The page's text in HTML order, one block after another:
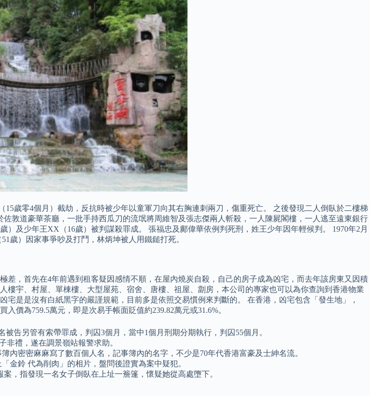
歲零4個月）截劫，反抗時被少年以童軍刀向其右胸連刺兩刀，傷重死亡。 之後發現二人倒臥於二樓梯
敦道豪華茶廳，一批手持西瓜刀的流氓將周維智及張志傑兩人斬殺，一人陳屍閣樓，一人逃至遠東銀行
及少年王XX（16歲）被判謀殺罪成。 張福忠及鄺偉華依例判死刑，姓王少年因年輕候判。 1970年2月
歲）因家事爭吵及打鬥，林炳坤被人用鐵鎚打死。
，首先在4年前遇到租客疑因感情不順，在屋內燒炭自殺，自己的房子成為凶宅，而去年該房東又因積
宇、村屋、單棟樓、大型屋苑、宿舍、唐樓、祖屋、劏房，本公司的專家也可以為你查詢到香港物業
是是沒有白紙黑字的嚴謹規範，目前多是依照交易慣例來判斷的。 在香港，凶宅包含「發生地」，
價為759.5萬元，即是次易手帳面貶值約239.82萬元或31.6%。
告另管有索帶罪成，判囚3個月，當中1個月刑期分期執行，判囚55個月。
非禮，遂在調景嶺站報警求助。
密密麻麻寫了數百個人名，記事簿內的名字，不少是70年代香港富豪及士紳名流。
金鈴 代為削肉」的相片，盤問後證實為案中疑犯。
，指發現一名女子倒臥在上址一簷篷，懷疑她從高處墮下。